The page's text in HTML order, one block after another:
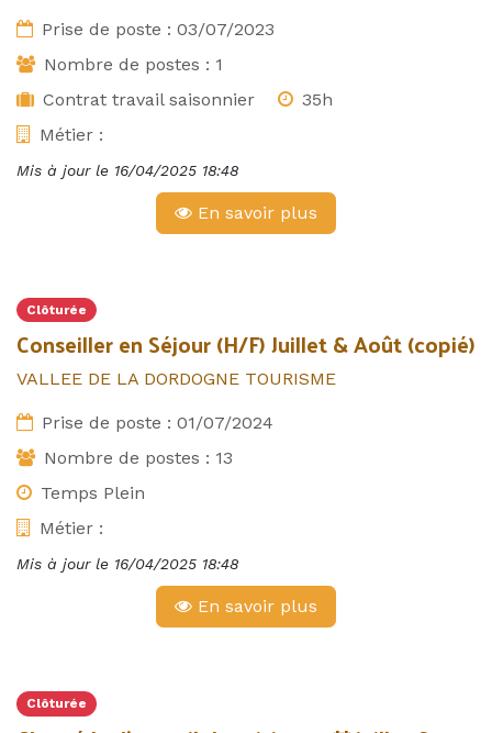
Prise de poste : 03/07/2023
Nombre de postes : 1
Contrat travail saisonnier
35h
Métier :
Mis à jour le 16/04/2025 18:48
En savoir plus
Clôturée
Conseiller en Séjour (H/F) Juillet & Août (copié)
VALLEE DE LA DORDOGNE TOURISME
Prise de poste : 01/07/2024
Nombre de postes : 13
Temps Plein
Métier :
Mis à jour le 16/04/2025 18:48
En savoir plus
Clôturée